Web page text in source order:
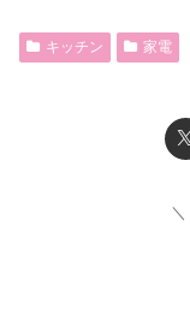
キッチン 家電